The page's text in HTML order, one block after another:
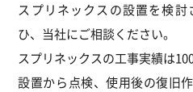
スプリネックスの設置を検
ひ、当社にご相談ください。
スプリネックスの工事実績は
設置から点検、使用後の復旧